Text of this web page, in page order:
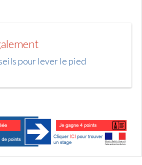
pour lever le pied